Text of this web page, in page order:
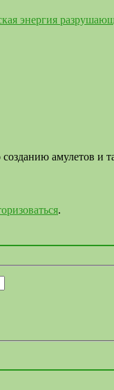
энергия
созданию амулетов
.